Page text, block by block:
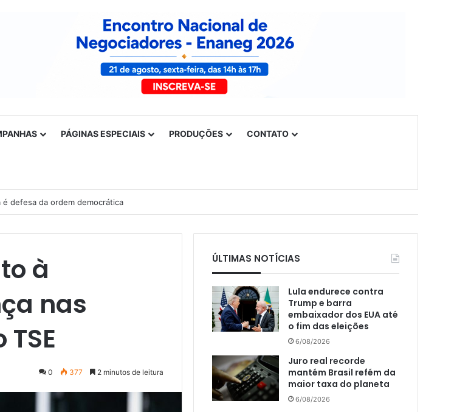
PÁGINAS ESPECIAIS PRODUÇÕES CONTATO
ao povo venezuelano
à
nas
0 377 2 minutos de leitura
ÚLTIMAS NOTÍCIAS
Lula endurece contra
Trump e barra
embaixador dos EUA até
o fim das eleições
6/08/2026
Juro real recorde
mantém Brasil refém da
maior taxa do planeta
6/08/2026